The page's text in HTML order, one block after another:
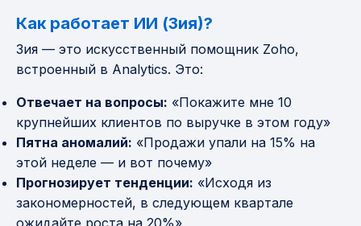
Как работает ИИ (Зия)?
Зия — это искусственный помощник Zoho,
встроенный в Analytics. Это:
Отвечает на вопросы: «Покажите мне 10
крупнейших клиентов по выручке в этом году»
Пятна аномалий: «Продажи упали на 15% на
этой неделе — и вот почему»
Прогнозирует тенденции: «Исходя из
закономерностей, в следующем квартале